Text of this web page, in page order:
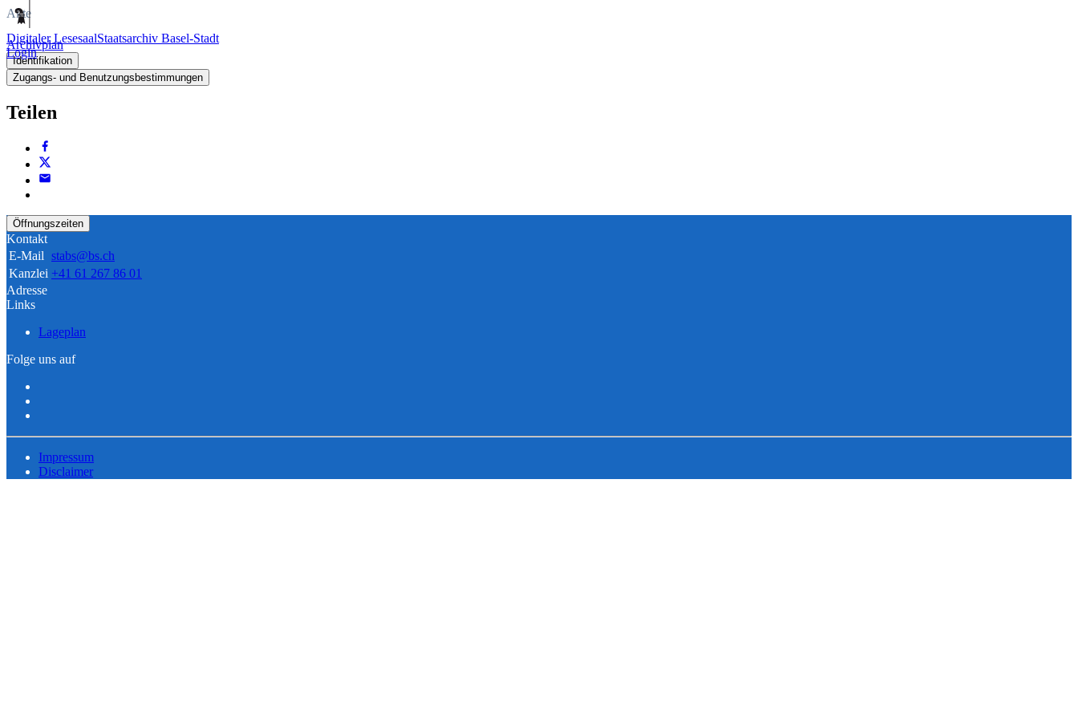
Digitaler LesesaalStaatsarchiv Basel-Stadt
Login
Akte
Archivplan
Identifikation
Zugangs- und Benutzungsbestimmungen
Teilen
Öffnungszeiten
Kontakt
E-Mail stabs@bs.ch
Kanzlei +41 61 267 86 01
Adresse
Links
Lageplan
Folge uns auf
Impressum
Disclaimer